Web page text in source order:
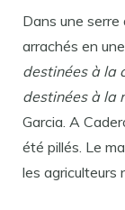
Dans une
arrachés en
destinées à la
destinées à la
Garcia. A
été pillés. Le
les agriculteurs